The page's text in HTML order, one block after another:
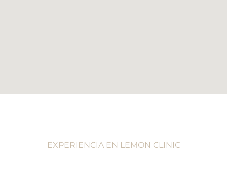
EXPERIENCIA EN LEMON CLINIC